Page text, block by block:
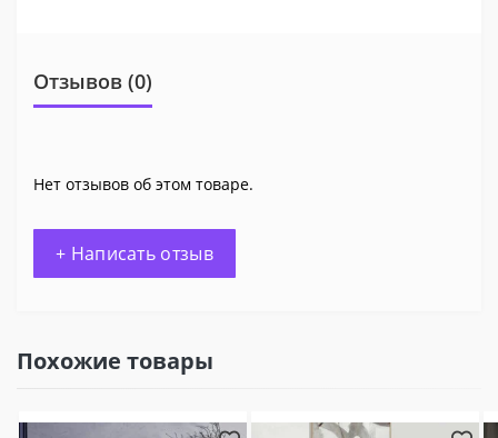
Отзывов (0)
Нет отзывов об этом товаре.
+ Написать отзыв
Похожие товары